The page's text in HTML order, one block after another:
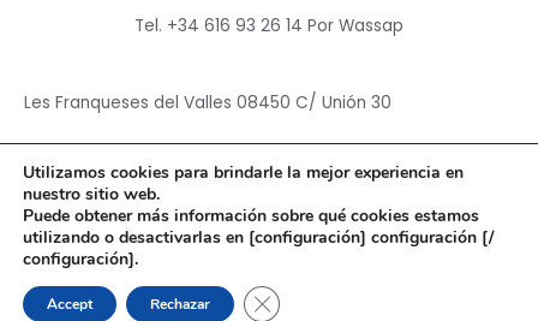
Tel. +34 616 93 26 14 Por Wassap
Les Franqueses del Valles 08450 C/ Unión 30
Copyright © 2026Hun Yuan Chen
Powered byHun Yuan Chen
Utilizamos cookies para brindarle la mejor experiencia en
nuestro sitio web.
Puede obtener más información sobre qué cookies estamos
utilizando o desactivarlas en [configuración] configuración [/
configuración].
Accept Rechazar CERRAR EL BANNER DE